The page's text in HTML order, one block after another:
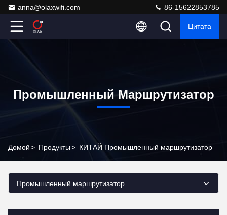
anna@olaxwifi.com 86-15622853785
Цитата
Промышленный Маршрутизатор
Домой> Продукты> КИТАЙ Промышленный маршрутизатор
Промышленный маршрутизатор